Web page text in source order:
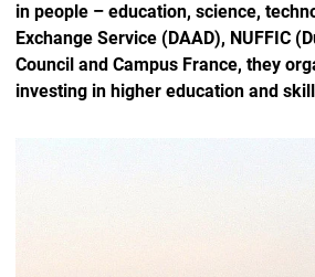
in people – education, science,
Exchange Service (DAAD), NUFFIC
Council and Campus France, they
investing in higher education and